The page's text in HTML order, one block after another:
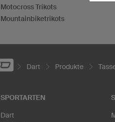
Motocross Trikots
Mountainbiketrikots
Dart Produkte
SPORTARTEN
Dart